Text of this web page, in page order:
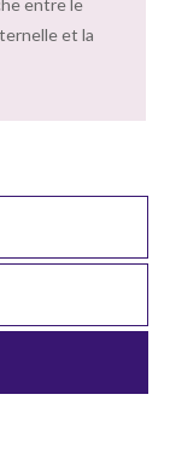
et la